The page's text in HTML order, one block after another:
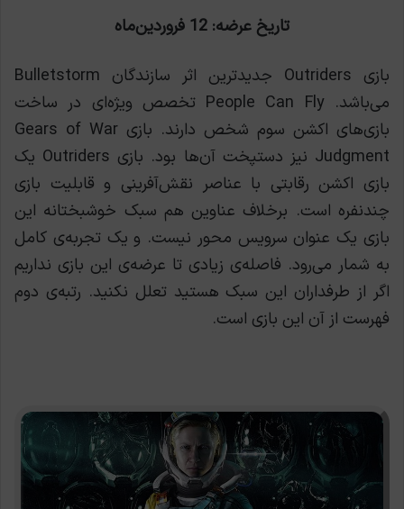
تاریخ عرضه: 12 فروردین‌ماه
بازی Outriders جدیدترین اثر سازندگان Bulletstorm
می‌باشد. People Can Fly تخصص ویژه‌ای در ساخت
بازی‌های اکشن سوم شخص دارند. بازی Gears of War
Judgment نیز دستپخت آن‌ها بود. بازی Outriders یک
بازی اکشن رقابتی با عناصر نقش‌آفرینی و قابلیت بازی
چندنفره است. برخلاف عناوین هم سبک خوشبختانه این
بازی یک عنوان سرویس محور نیست. و یک تجربه‌ی کامل
به شمار می‌رود. فاصله‌ی زیادی تا عرضه‌ی این بازی نداریم
اگر از طرفداران این سبک هستید تعلل نکنید. رتبه‌ی دوم
فهرست از آن این بازی است.